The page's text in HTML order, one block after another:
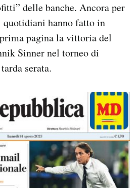
delle banche. Ancora per
hanno fatto in
pagina la vittoria del
Sinner nel torneo di
serata.